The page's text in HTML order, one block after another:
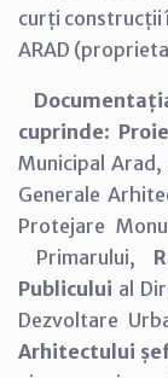
curți construcții
ARAD
cuprinde:
Municipal Arad,
Generale
Protejare
Primarului,
Publicului al
Dezvoltare
Arhitectului